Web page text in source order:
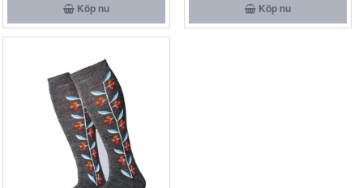
Köp nu Köp nu